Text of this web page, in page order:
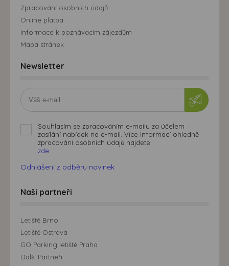
Zpracování osobních údajů
Online platba
Informace k poznávacím zájezdům
Mapa stránek
Newsletter
Souhlasím se zpracováním e-mailu za účelem
zasílání nabídek na e-mail. Více informací ohledně
zpracování osobních údajů najdete
zde.
Odhlášení z odběru novinek
Naši partneři
Letiště Brno
Letiště Ostrava
GO Parking letiště Praha
Další Partneři